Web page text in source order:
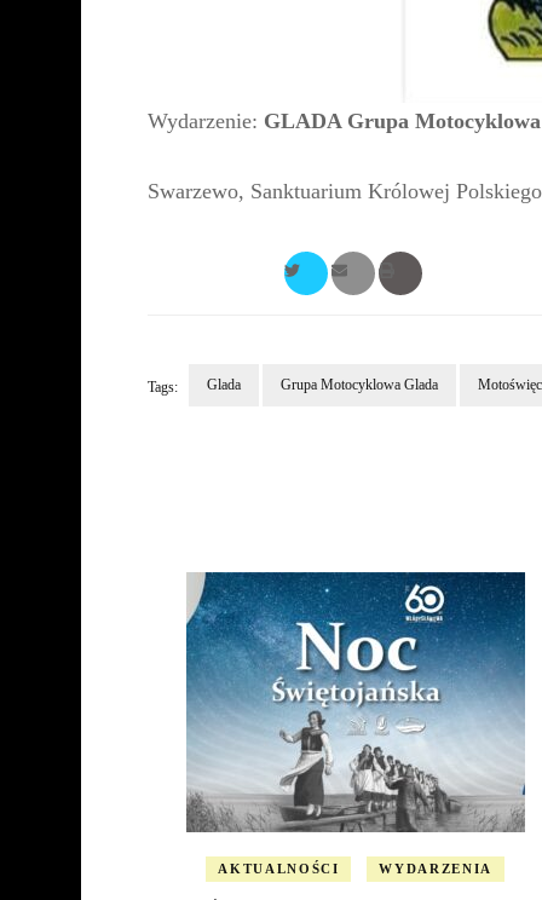
Wydarzenie: GLADA Grupa Motocyklowa
Swarzewo, Sanktuarium Królowej
Tags: Glada Grupa Motocyklowa Glada
AKTUALNOŚCI WYDARZENIA